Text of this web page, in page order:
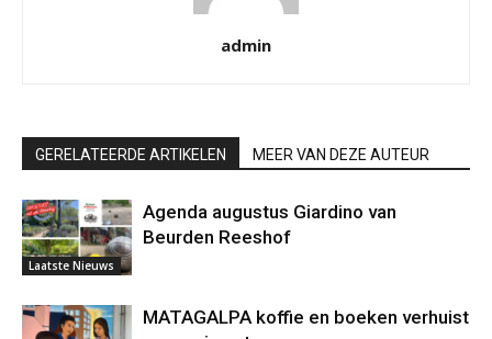
admin
GERELATEERDE ARTIKELEN MEER VAN DEZE AUTEUR
Laatste Nieuws
Agenda augustus Giardino van
Beurden Reeshof
MATAGALPA koffie en boeken verhuist